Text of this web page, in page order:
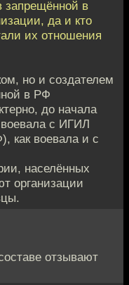
запрещённой в
да и кто
их отношения
но и создателем
в РФ
до начала
с ИГИЛ
как воевала и с
населённых
организации
отзывают